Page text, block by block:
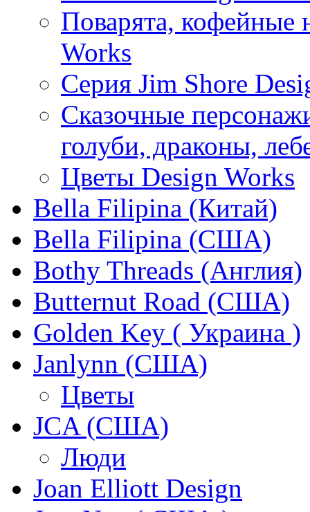
Поварята, кофейные
Works
Серия Jim Shore
Сказочные
голуби, драконы,
Цветы Design Works
Bella Filipina (Китай)
Bella Filipina (США)
Bothy Threads (Англия)
Butternut Road (США)
Golden Key ( Украина )
Janlynn (США)
Цветы
JCA (США)
Люди
Joan Elliott Design